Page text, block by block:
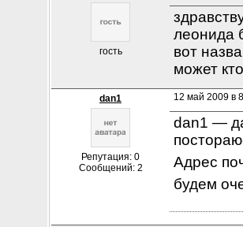
гость
леонида
вот
может
dan1
Репутация: 0
Сообщений: 2
12 май 2009 в
dan1 —
Адрес
будем